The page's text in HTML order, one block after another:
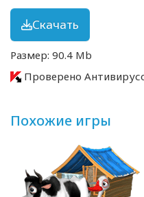
Скачать
Размер: 90.4 Mb
Проверено
Похожие игры